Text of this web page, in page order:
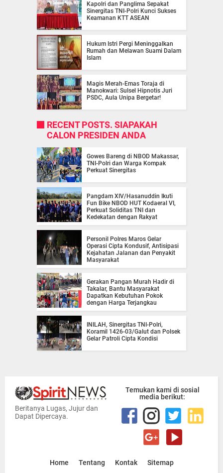
Kapolri dan Panglima Sepakat
Sinergitas TNI-Polri Kunci Sukses
Keamanan KTT ASEAN
Hukum Istri Pergi Meninggalkan
Rumah dan Melawan Suami Dalam
Islam
Magis Merah-Emas Toraja di
Manokwari: Sulsel Hipnotis Juri
PSDC, Aula Unipa Bergetar!
RECENT POSTS. SIAPAKAH
CALON PRESIDEN ANDA
Gowes Bareng di NBOD Makassar,
TNI-Polri dan Warga Kompak
Perkuat Sinergitas
Pangdam XIV/Hasanuddin Ikuti
Fun Bike NBOD HUT Kodaeral VI,
Perkuat Soliditas TNI dan
Kedekatan dengan Rakyat
Personil Polres Maros Gelar
Operasi Cipta Kondusif, Antisipasi
Kejahatan Jalanan dan Penyakit
Masyarakat
Gerakan Pangan Murah Hadir di
Takalar, Bantu Masyarakat
Dapatkan Kebutuhan Pokok
dengan Harga Terjangkau
INILAH, Sinergitas TNI-Polri,
Koramil 1426-03/Galut dan Polsek
Gelar Patroli Cipta Kondisi
Beritanya Lugas, Jujur dan
Dapat Dipercaya.
Temukan kami di sosial
media berikut:
Home Tentang Kontak Sitemap